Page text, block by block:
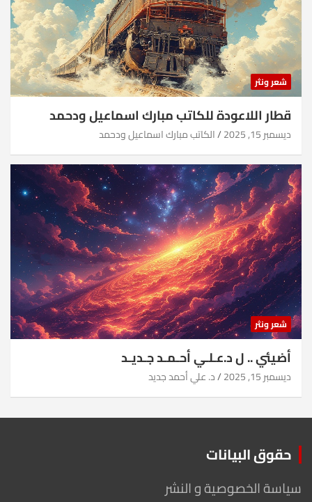
شعر ونثر
قطار اللاعودة للكاتب مبارك اسماعيل ودحمد
ديسمبر 15, 2025 الكاتب مبارك اسماعيل ودحمد
شعر ونثر
أضيئي .. ل د.عـلـي أحـمـد جـديـد
ديسمبر 15, 2025 د. علي أحمد جديد
حقوق البيانات
سياسة الخصوصية و النشر